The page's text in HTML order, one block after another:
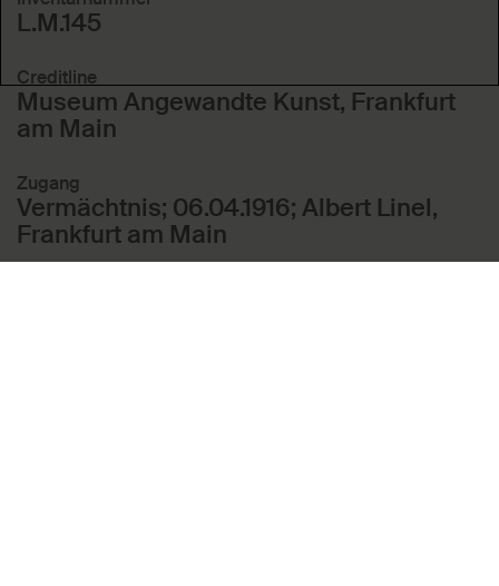
L.M.145
Creditline
Museum Angewandte Kunst, Frankfurt
am Main
Zugang
Vermächtnis; 06.04.1916; Albert Linel,
Frankfurt am Main